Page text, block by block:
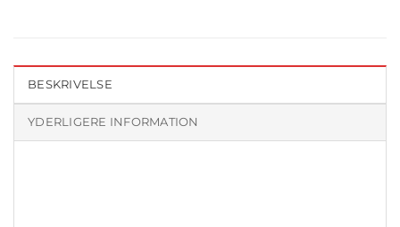
BESKRIVELSE
YDERLIGERE INFORMATION